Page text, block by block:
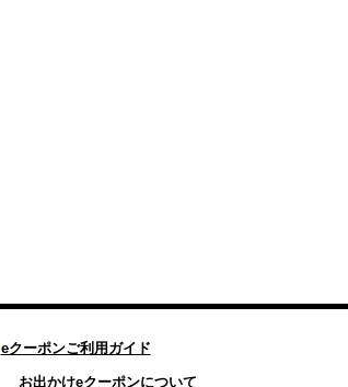
eクーポンご利用ガイド
お出かけeクーポンについて